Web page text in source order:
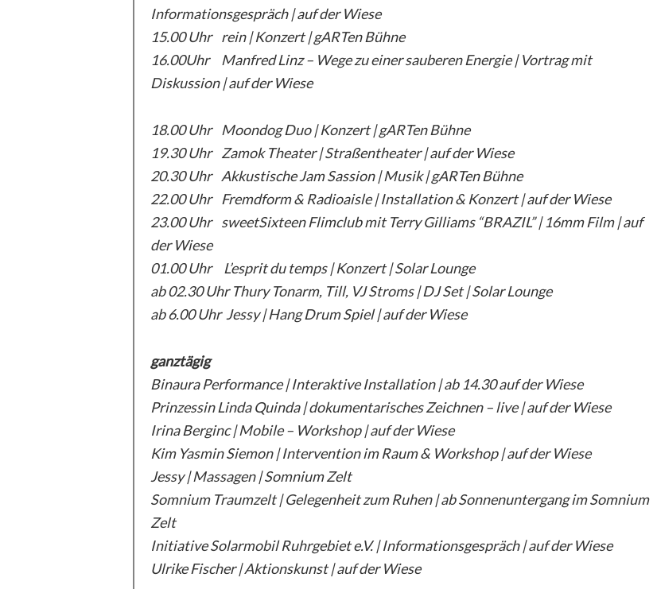
Informationsgespräch | auf der Wiese
15.00 Uhr rein | Konzert | gARTen Bühne
16.00Uhr Manfred Linz – Wege zu einer sauberen Energie | Vortrag mit
Diskussion | auf der Wiese
18.00 Uhr Moondog Duo | Konzert | gARTen Bühne
19.30 Uhr Zamok Theater | Straßentheater | auf der Wiese
20.30 Uhr Akkustische Jam Sassion | Musik | gARTen Bühne
22.00 Uhr Fremdform & Radioaisle | Installation & Konzert | auf der Wiese
23.00 Uhr sweetSixteen Flimclub mit Terry Gilliams “BRAZIL” | 16mm Film | auf
der Wiese
01.00 Uhr L’esprit du temps | Konzert | Solar Lounge
ab 02.30 Uhr Thury Tonarm, Till, VJ Stroms | DJ Set | Solar Lounge
ab 6.00 Uhr Jessy | Hang Drum Spiel | auf der Wiese
ganztägig
Binaura Performance | Interaktive Installation | ab 14.30 auf der Wiese
Prinzessin Linda Quinda | dokumentarisches Zeichnen – live | auf der Wiese
Irina Berginc | Mobile – Workshop | auf der Wiese
Kim Yasmin Siemon | Intervention im Raum & Workshop | auf der Wiese
Jessy | Massagen | Somnium Zelt
Somnium Traumzelt | Gelegenheit zum Ruhen | ab Sonnenuntergang im Somnium
Zelt
Initiative Solarmobil Ruhrgebiet e.V. | Informationsgespräch | auf der Wiese
Ulrike Fischer | Aktionskunst | auf der Wiese